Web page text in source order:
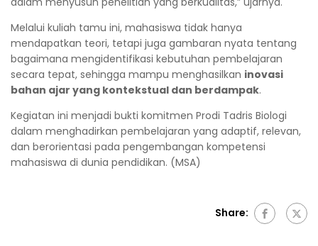
Melalui kuliah tamu ini, mahasiswa tidak hanya
mendapatkan teori, tetapi juga gambaran nyata tentang
bagaimana mengidentifikasi kebutuhan pembelajaran
secara tepat, sehingga mampu menghasilkan inovasi
bahan ajar yang kontekstual dan berdampak.
Kegiatan ini menjadi bukti komitmen Prodi Tadris Biologi
dalam menghadirkan pembelajaran yang adaptif, relevan,
dan berorientasi pada pengembangan kompetensi
mahasiswa di dunia pendidikan. (MSA)
Share: